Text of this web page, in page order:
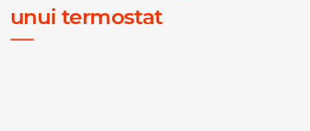
unui termostat